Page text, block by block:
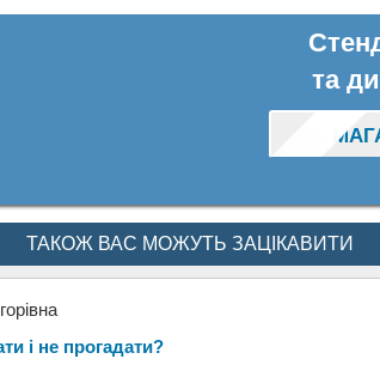
та
ТАКОЖ ВАС МОЖУТЬ ЗАЦІКАВИТИ
і не прогадати?